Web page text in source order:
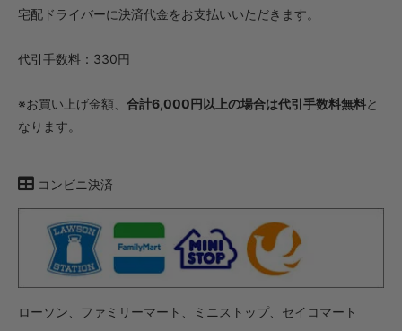
宅配ドライバーに決済代金をお支払いいただきます。
代引手数料：330円
※お買い上げ金額、 合計6,000円以上の場合は代引手数料無料と
なります。
コンビニ決済
ローソン、ファミリーマート、ミニストップ、セイコマート